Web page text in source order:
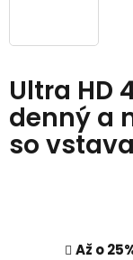
Ultra HD
denný a
so
Až o